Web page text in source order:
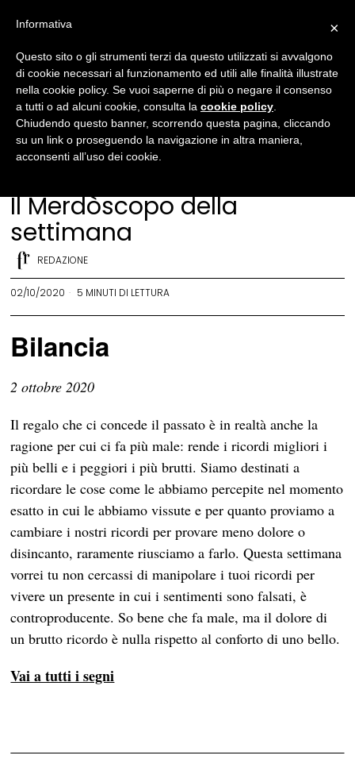
Il Merdòscopo della
settimana
REDAZIONE
02/10/2020 5 MINUTI DI LETTURA
Bilancia
2 ottobre 2020
Il regalo che ci concede il passato è in realtà anche la
ragione per cui ci fa più male: rende i ricordi migliori i
più belli e i peggiori i più brutti. Siamo destinati a
ricordare le cose come le abbiamo percepite nel momento
esatto in cui le abbiamo vissute e per quanto proviamo a
cambiare i nostri ricordi per provare meno dolore o
disincanto, raramente riusciamo a farlo. Questa settimana
vorrei tu non cercassi di manipolare i tuoi ricordi per
vivere un presente in cui i sentimenti sono falsati, è
controproducente. So bene che fa male, ma il dolore di
un brutto ricordo è nulla rispetto al conforto di uno bello.
Vai a tutti i segni
×
Informativa
Questo sito o gli strumenti terzi da questo utilizzati si avvalgono
di cookie necessari al funzionamento ed utili alle finalità illustrate
nella cookie policy. Se vuoi saperne di più o negare il consenso
a tutti o ad alcuni cookie, consulta la cookie policy
Chiudendo questo banner, scorrendo questa pagina, cliccando
su un link o proseguendo la navigazione in altra maniera,
acconsenti all’uso dei cookie.